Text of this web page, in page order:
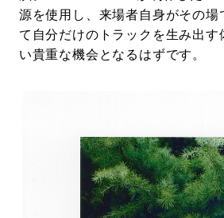
源を使用し、来場者自身がその場
て自分だけのトラックを生み出す
い貴重な機会となるはずです。